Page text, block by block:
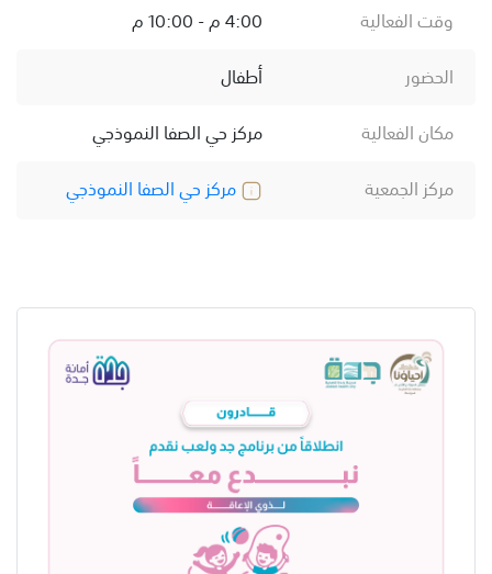
وقت الفعالية
4:00 م - 10:00 م
الحضور
أطفال
مكان الفعالية
مركز حي الصفا النموذجي
مركز الجمعية
مركز حي الصفا النموذجي